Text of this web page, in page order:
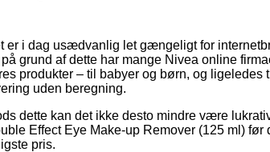
er i dag usædvanlig let gængeligt for
grund af dette har mange Nivea online
produkter – til babyer og børn, og
uden beregning.
dette kan det ikke desto mindre være
Effect Eye Make-up Remover (125 ml)
pris.